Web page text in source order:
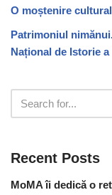
O moștenire
Patrimoniul
Național de Istorie a
Recent Posts
MoMA îi dedică o